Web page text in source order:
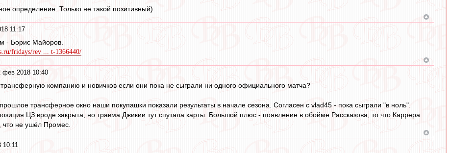
определение. Только не такой позитивный)
11:17
- Борис Майоров.
fridays/rev ... t-1366440/
фев 2018 10:40
компанию и новичков если они пока не сыграли ни одного официального матча?
трансферное окно наши покупашки показали результаты в начале сезона. Согласен с vlad45 - пока сыграли "в ноль".
ЦЗ вроде закрыта, но травма Джикии тут спутала карты. Большой плюс - появление в обойме Рассказова, то что Каррера
что не ушёл Промес.